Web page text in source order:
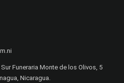
Funeraria Monte de los Olivos, 5
Nicaragua.​